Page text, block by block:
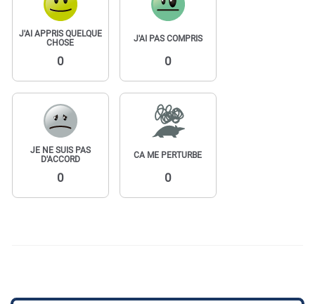
J'AI APPRIS QUELQUE
CHOSE
0
J'AI PAS COMPRIS
0
JE NE SUIS PAS
D'ACCORD
0
CA ME PERTURBE
0